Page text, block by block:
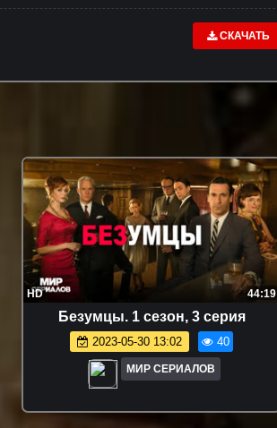
СКАЧАТЬ
HD 44:19
Бeзyмцы. 1 сезон, 3 серия
2023-05-30 13:02 40
МИР СЕРИАЛОВ